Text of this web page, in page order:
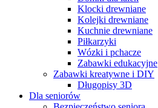
Klocki drewniane
Kolejki drewniane
Kuchnie drewniane
Piłkarzyki
Wózki i pchacze
Zabawki edukacyjne
Zabawki kreatywne i DIY
Długopisy 3D
Dla seniorów